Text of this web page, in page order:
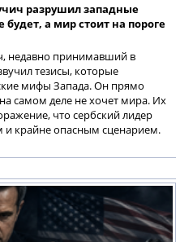
разрушил западные
а мир стоит на пороге
недавно принимавший в
тезисы, которые
мифы Запада. Он прямо
самом деле не хочет мира. Их
что сербский лидер
и крайне опасным сценарием.